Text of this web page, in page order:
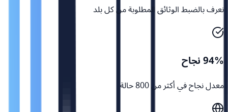
نعرف بالضبط الوثائق المطلوبة من كل بلد
94% نجاح
معدل نجاح في أكثر من 800 حالة